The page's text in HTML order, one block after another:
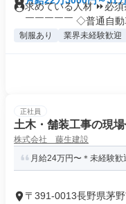
求めている人材 ⏩必
￣￣￣￣￣ ◇普通自動
制服あり 業界未経験歓迎
正社員
土木・舗装工事の現
株式会社 藤生建設
月給24万円〜＊未経験
〒391-0013長野県茅野